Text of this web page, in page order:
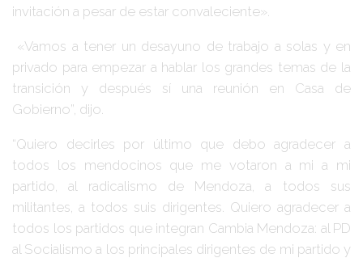
invitación a pesar de estar convaleciente».
«Vamos a tener un desayuno de trabajo a solas y en
privado para empezar a hablar los grandes temas de la
transición y después sí una reunión en Casa de
Gobierno”, dijo.
“Quiero decirles por último que debo agradecer a
todos los mendocinos que me votaron a mi a mi
partido, al radicalismo de Mendoza, a todos sus
militantes, a todos suis dirigentes. Quiero agradecer a
todos los partidos que integran Cambia Mendoza: al PD
al Socialismo a los principales dirigentes de mi partido y